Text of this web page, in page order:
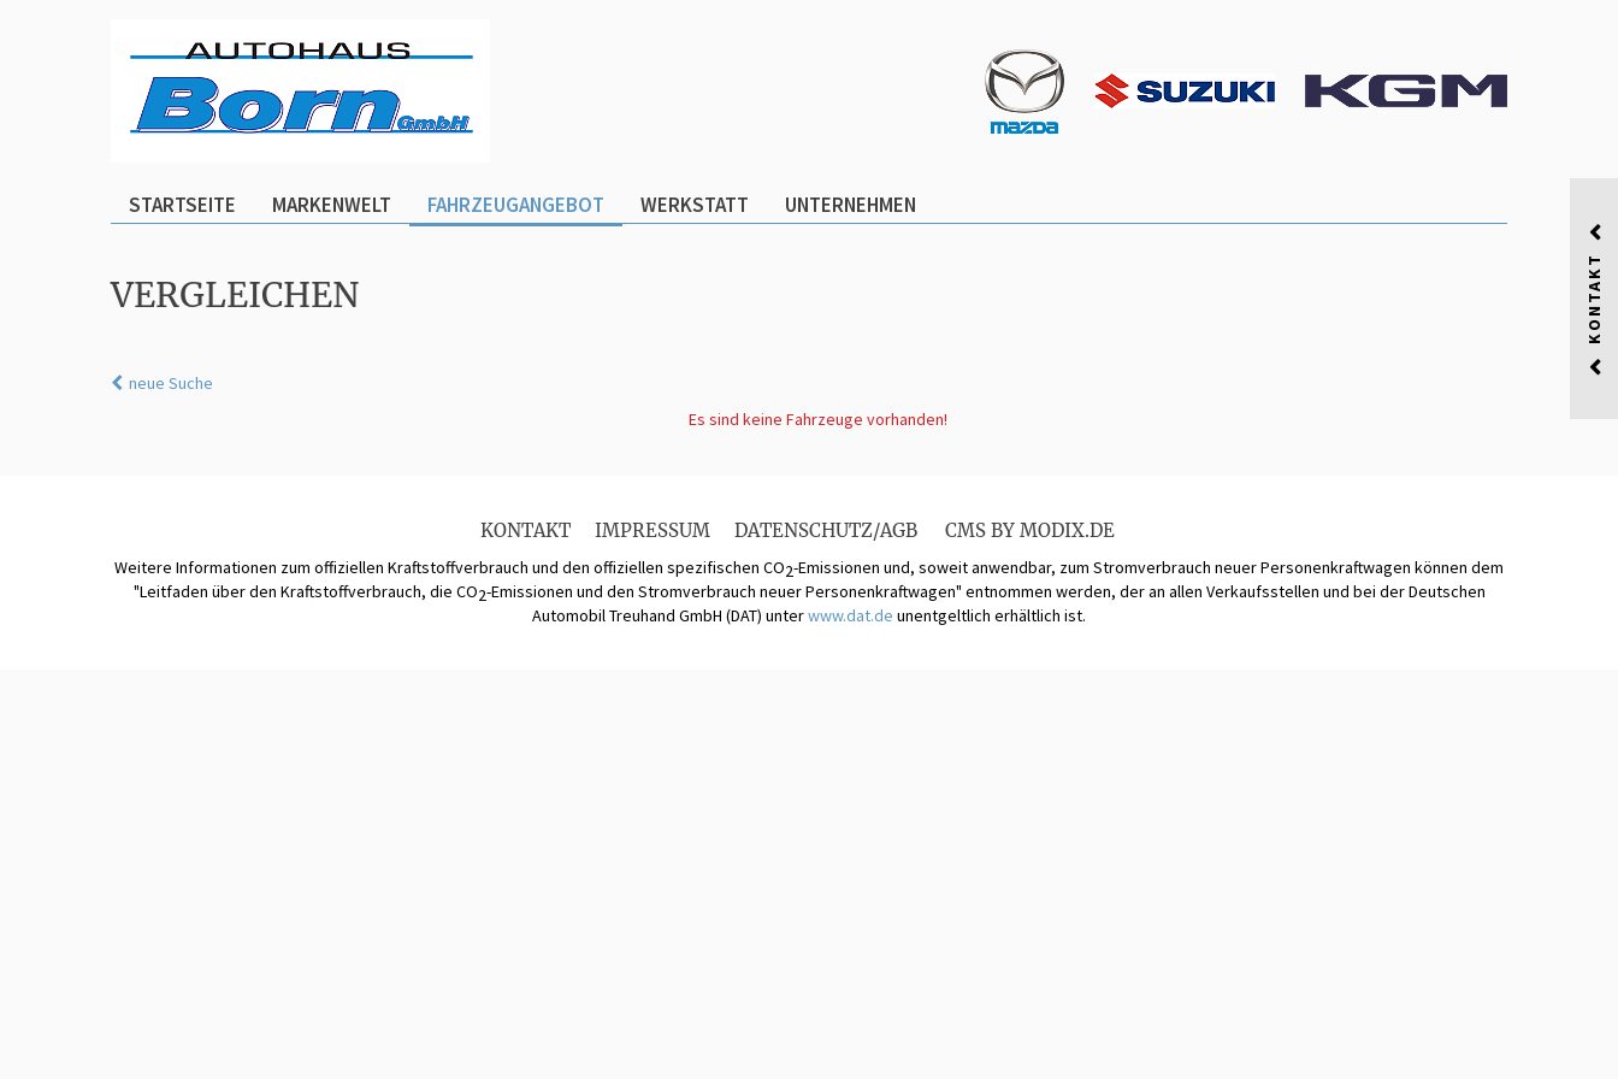
KONTAKT
STARTSEITE MARKENWELT FAHRZEUGANGEBOT WERKSTATT UNTERNEHMEN
VERGLEICHEN
neue Suche
Es sind keine Fahrzeuge vorhanden!
KONTAKT IMPRESSUM DATENSCHUTZ/AGB CMS BY MODIX.DE
Weitere Informationen zum offiziellen Kraftstoffverbrauch und den offiziellen spezifischen CO2-Emissionen und, soweit anwendbar, zum Stromverbrauch neuer Personenkraftwagen können dem
"Leitfaden über den Kraftstoffverbrauch, die CO2-Emissionen und den Stromverbrauch neuer Personenkraftwagen" entnommen werden, der an allen Verkaufsstellen und bei der Deutschen
Automobil Treuhand GmbH (DAT) unterwww.dat.de unentgeltlich erhältlich ist.